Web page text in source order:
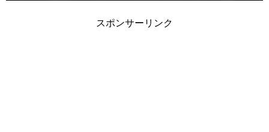
スポンサーリンク